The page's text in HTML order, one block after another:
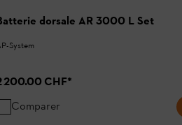
dorsale AR 3000 L Set
System
200.00 CHF*
Comparer